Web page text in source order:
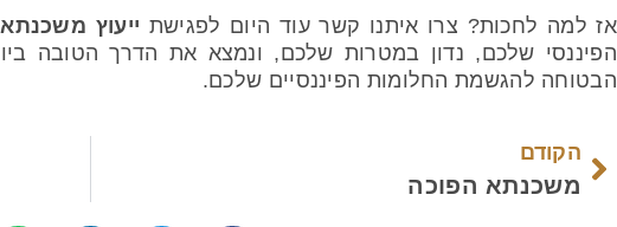
אז למה לחכות? צרו איתנו קשר עוד היום לפגישת ייעוץ משכנתא
הפיננסי שלכם, נדון במטרות שלכם, ונמצא את הדרך הטובה
הבטוחה להגשמת החלומות הפיננסיים שלכם.
הקודם
משכנתא הפוכה